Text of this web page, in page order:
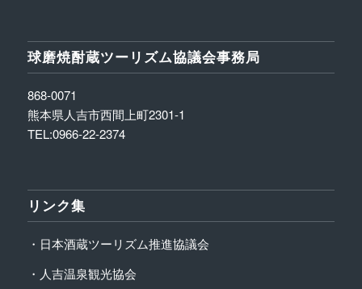
球磨焼酎蔵ツーリズム協議会事務局
868-0071
熊本県人吉市西間上町2301-1
TEL:0966-22-2374
リンク集
・日本酒蔵ツーリズム推進協議会
・人吉温泉観光協会